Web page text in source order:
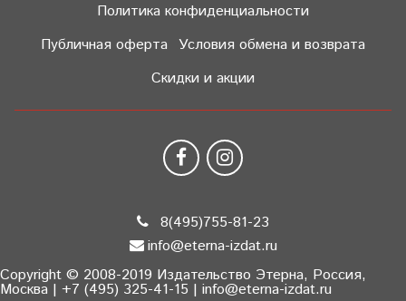
Политика конфиденциальности
Публичная оферта Условия обмена и возврата
Скидки и акции
8(495)755-81-23
info@eterna-izdat.ru
Copyright © 2008-2019 Издательство Этерна, Россия,
Москва | +7 (495) 325-41-15 | info@eterna-izdat.ru